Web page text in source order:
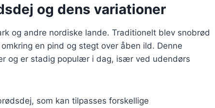
og dens variationer
og andre nordiske lande. Traditionelt blev snobrød
en pind og stegt over åben ild. Denne
og er stadig populær i dag, især ved udendørs
som kan tilpasses forskellige